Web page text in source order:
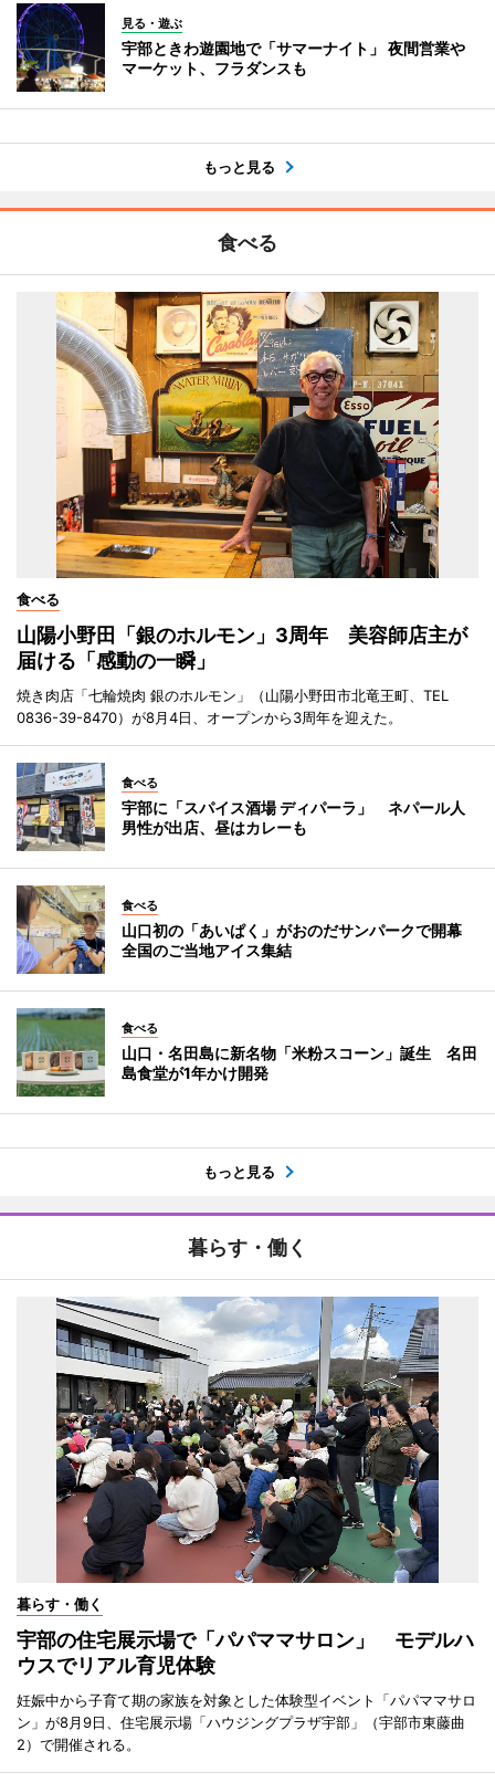
見る・遊ぶ
宇部ときわ遊園地で「サマーナイト」 夜間営業や
マーケット、フラダンスも
もっと見る
食べる
食べる
山陽小野田「銀のホルモン」3周年 美容師店主が
届ける「感動の一瞬」
焼き肉店「七輪焼肉 銀のホルモン」（山陽小野田市北竜王町、TEL
0836-39-8470）が8月4日、オープンから3周年を迎えた。
食べる
宇部に「スパイス酒場 ディパーラ」 ネパール人
男性が出店、昼はカレーも
食べる
山口初の「あいぱく」がおのだサンパークで開幕
全国のご当地アイス集結
食べる
山口・名田島に新名物「米粉スコーン」誕生 名田
島食堂が1年かけ開発
もっと見る
暮らす・働く
暮らす・働く
宇部の住宅展示場で「パパママサロン」 モデルハ
ウスでリアル育児体験
妊娠中から子育て期の家族を対象とした体験型イベント「パパママサロ
ン」が8月9日、住宅展示場「ハウジングプラザ宇部」（宇部市東藤曲
2）で開催される。